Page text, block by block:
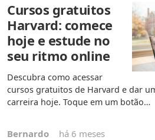
Cursos gratuitos
Harvard: comece
hoje e estude no
seu ritmo online
Descubra como acessar
cursos gratuitos de Harvard e dar
carreira hoje. Toque em um botão…
Bernardo há 6 meses